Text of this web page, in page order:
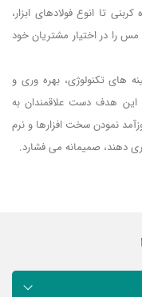
كربنی تا انوع فولادهای ابزار،
مس را در اختیار مشتریان خود
های تكنولوژی، بهره وری و
هدف دست علاقمندان به
نمودن سخت افزارها و نرم
دهند، صمیمانه می فشارد.